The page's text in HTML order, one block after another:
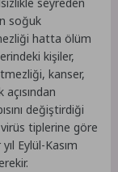
soğuk
hatta ölüm
kişiler,
kanser,
değiştirdiği
tiplerine göre
Eylül-Kasım